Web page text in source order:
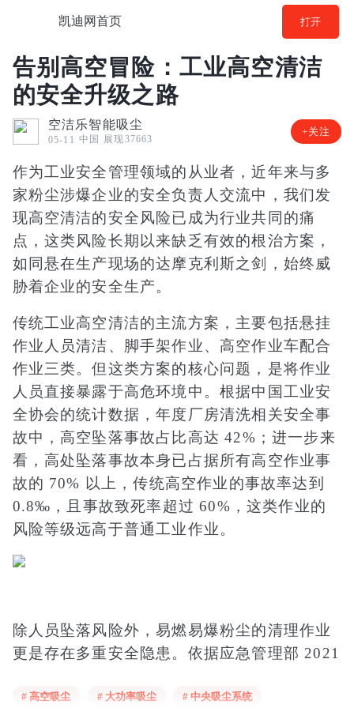
凯迪网首页 打开
告别高空冒险：工业高空清洁
的安全升级之路
空洁乐智能吸尘
05-11 中国 展现37663
+关注
作为工业安全管理领域的从业者，近年来与多
家粉尘涉爆企业的安全负责人交流中，我们发
现高空清洁的安全风险已成为行业共同的痛
点，这类风险长期以来缺乏有效的根治方案，
如同悬在生产现场的达摩克利斯之剑，始终威
胁着企业的安全生产。
传统工业高空清洁的主流方案，主要包括悬挂
作业人员清洁、脚手架作业、高空作业车配合
作业三类。但这类方案的核心问题，是将作业
人员直接暴露于高危环境中。根据中国工业安
全协会的统计数据，年度厂房清洗相关安全事
故中，高空坠落事故占比高达 42%；进一步来
看，高处坠落事故本身已占据所有高空作业事
故的 70% 以上，传统高空作业的事故率达到
0.8‰，且事故致死率超过 60%，这类作业的
风险等级远高于普通工业作业。
除人员坠落风险外，易燃易爆粉尘的清理作业
更是存在多重安全隐患。依据应急管理部 2021
尘作业区域需执行规范的定期清理制度，避免
# 高空吸尘 # 大功率吸尘 # 中央吸尘系统